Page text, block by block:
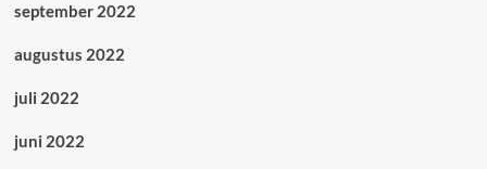
september 2022
augustus 2022
juli 2022
juni 2022